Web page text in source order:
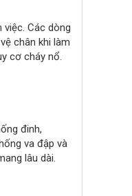
Các dòng
chân khi làm
cơ cháy nổ.
đinh,
va đập và
lâu dài.